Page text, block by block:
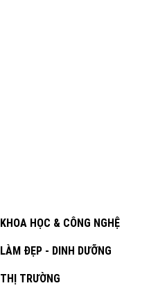
KHOA HỌC & CÔNG NGHỆ
LÀM ĐẸP - DINH DƯỠNG
THỊ TRƯỜNG